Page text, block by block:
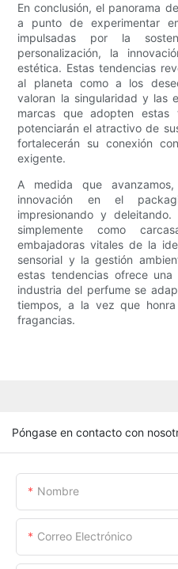
En conclusión, el panorama
a punto de experimentar
impulsadas por la
personalización, la
estética. Estas tendencias
al planeta como a los
valoran la singularidad y las
marcas que adopten
potenciarán el atractivo de
fortalecerán su conexión
exigente.
A medida que
innovación en el
impresionando y
simplemente como
embajadoras vitales de la
sensorial y la gestión
estas tendencias ofrece
industria del perfume se
tiempos, a la vez que
fragancias.
Póngase en contacto con
Nombre
Correo Electrónico